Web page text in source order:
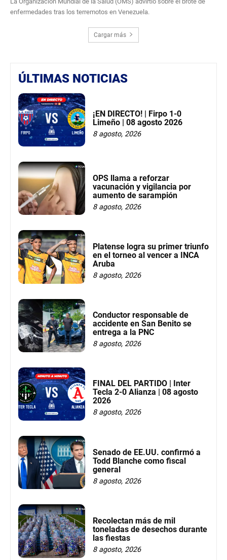
enfermedades tras los terremotos en Venezuela.
Cargar más
ÚLTIMAS NOTICIAS
¡EN DIRECTO! | Firpo 1-0
Limeño | 08 agosto 2026
8 agosto, 2026
OPS llama a reforzar
vacunación y vigilancia por
aumento de sarampión
8 agosto, 2026
Platense logra su primer triunfo
en el torneo al vencer a INCA
Aruba
8 agosto, 2026
Conductor responsable de
accidente en San Benito se
entrega a la PNC
8 agosto, 2026
FINAL DEL PARTIDO | Inter
Tecla 2-0 Alianza | 08 agosto
2026
8 agosto, 2026
Senado de EE.UU. confirmó a
Todd Blanche como fiscal
general
8 agosto, 2026
Recolectan más de mil
toneladas de desechos durante
las fiestas
8 agosto, 2026